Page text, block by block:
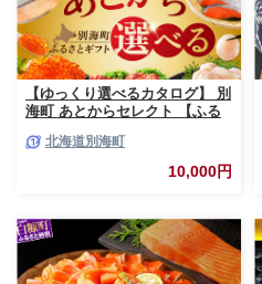
【ゆっくり選べるカタログ】 別
海町 あとからセレクト 【ふる
とから選べる！ ギフト いくら
ほたて 海鮮 牛肉 ケーキ アイス
【BY0000010】（ 後から選べ
カタログギフト あとからカタロ
グ あとからカタログポイント
あとからカタログギフト ふるさ
と納税 ）
北海道別海町
10,000円